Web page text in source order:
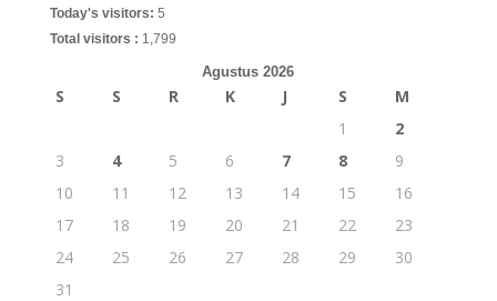
Today's visitors: 5
Total visitors : 1,799
Agustus 2026
S S R K J S
M
1
2
3
4 5 6 7 8
9
10
11 12 13 14 15
16
17
18 19 20 21 22
23
24
25 26 27 28 29
30
31